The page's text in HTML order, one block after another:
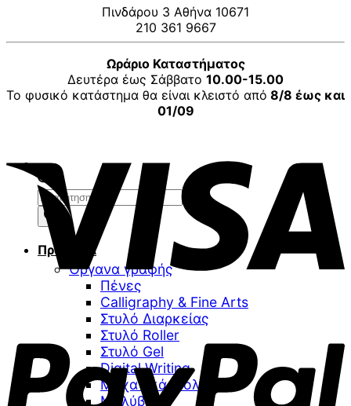
Αναζήτηση
προϊόντων
Προϊόντα
Όργανα γραφής
Πένες
Calligraphy & Fine Arts
Στυλό Διαρκείας
Στυλό Roller
Στυλό Gel
Digital Writing
Μηχανικά Μολύβια
Μολύβια
Πινδάρου 3 Αθήνα 10671
210 361 9667
Ωράριο Καταστήματος
Δευτέρα έως Σάββατο 10.00-15.00
Το φυσικό κατάστημα θα είναι κλειστό από 8/8 έως και
01/09